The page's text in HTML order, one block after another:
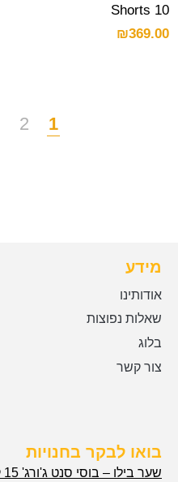
Shorts 10
₪369.00
1
2
מידע
אודותינו
שאלות נפוצות
בלוג
צור קשר
בואו לבקר בחנויות
שער בילו – בוסי סנט ג'ורג' 15 ק.עקרון